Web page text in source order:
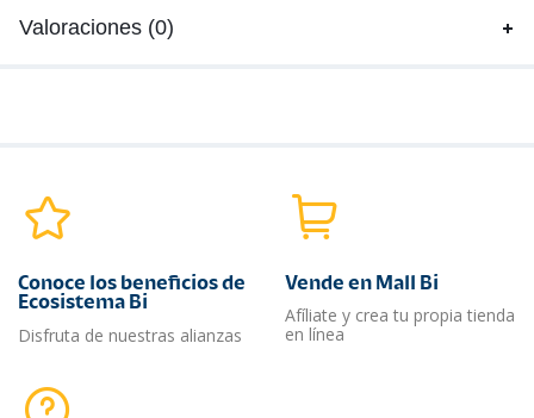
Valoraciones (0)
Conoce los beneficios de
Ecosistema Bi
Disfruta de nuestras alianzas
Vende en Mall Bi
Afíliate y crea tu propia tienda
en línea